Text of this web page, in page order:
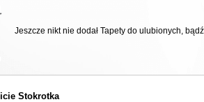
Jeszcze nikt nie dodał Tapety do ulubionych,
Stokrotka